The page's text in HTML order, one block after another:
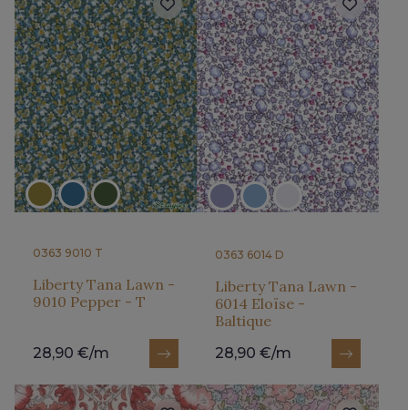
0363 9010 T
Liberty Tana Lawn -
9010 Pepper - T
28,90 €/m
0363 6014 D
Liberty Tana Lawn -
6014 Eloïse -
Baltique
28,90 €/m